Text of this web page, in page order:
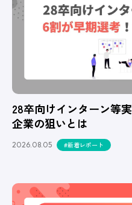
28卒向けインターン等
企業の狙いとは
2026.08.05 #新着レポート